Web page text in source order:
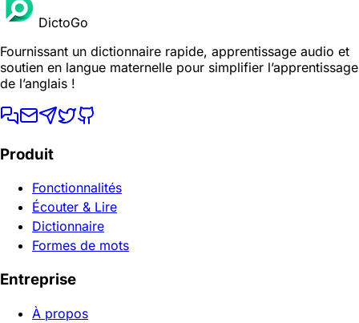
DictoGo
Fournissant un dictionnaire rapide, apprentissage audio et
soutien en langue maternelle pour simplifier l’apprentissage
de l’anglais !
Produit
Fonctionnalités
Écouter & Lire
Dictionnaire
Formes de mots
Entreprise
À propos